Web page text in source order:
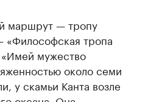
маршрут — тропу
«Философская тропа
«Имей мужество
около семи
у скамьи Канта возле